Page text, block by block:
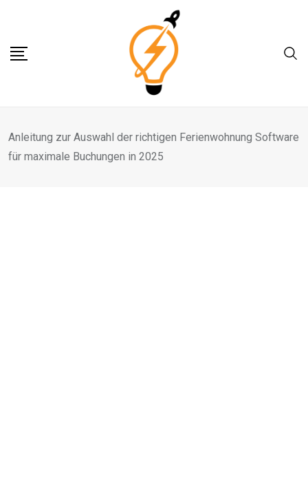
content
Anleitung zur Auswahl der richtigen Ferienwohnung Software
für maximale Buchungen in 2025